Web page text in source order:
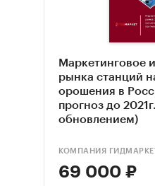
Маркетинговое
рынка станций
орошения в
прогноз до
обновлением)
КОМПАНИЯ
69 000 ₽